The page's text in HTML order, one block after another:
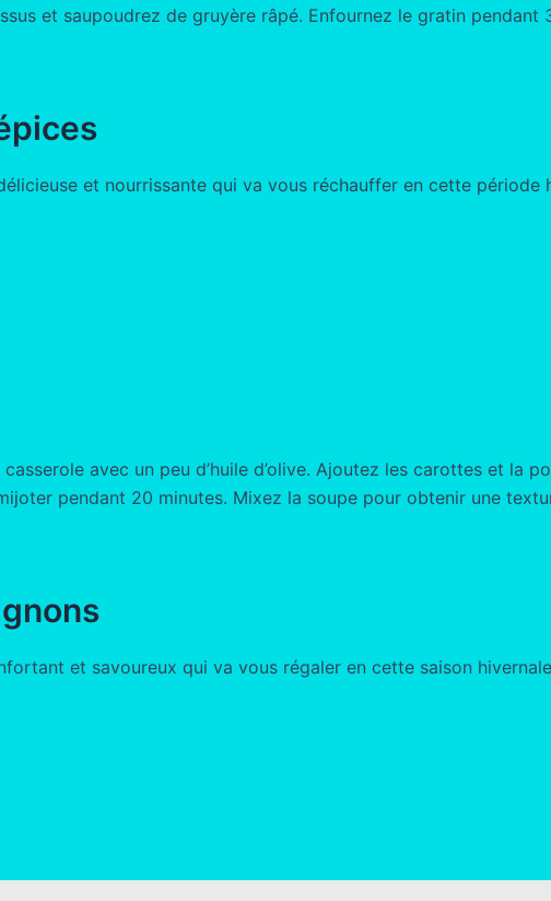
et saupoudrez de gruyère râpé. Enfournez le gratin pendant
et nourrissante qui va vous réchauffer en cette période
avec un peu d’huile d’olive. Ajoutez les carottes et la
pendant 20 minutes. Mixez la soupe pour obtenir une
et savoureux qui va vous régaler en cette saison